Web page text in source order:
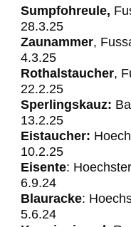
Sumpfohreule,
28.3.25
Zaunammer,
4.3.25
Rothalstaucher,
22.2.25
Sperlingskauz:
13.2.25
Eistaucher:
10.2.25
Eisente:
6.9.24
Blauracke:
5.6.24